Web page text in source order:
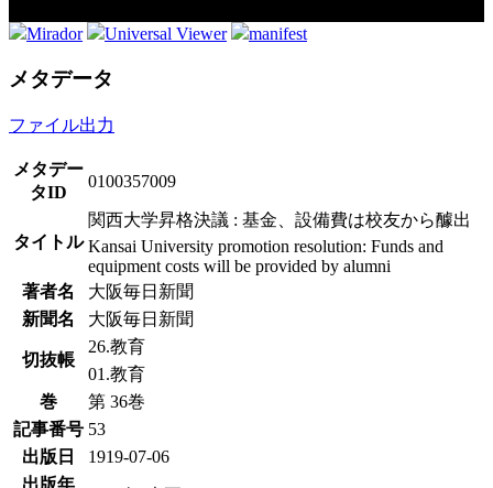
Mirador Universal Viewer manifest
メタデータ
ファイル出力
メタデー
タID
0100357009
タイトル
関西大学昇格決議 : 基金、設備費は校友から醵出
Kansai University promotion resolution: Funds and
equipment costs will be provided by alumni
著者名
大阪毎日新聞
新聞名
大阪毎日新聞
切抜帳
26.教育
01.教育
巻
第 36巻
記事番号 53
出版日
1919-07-06
出版年